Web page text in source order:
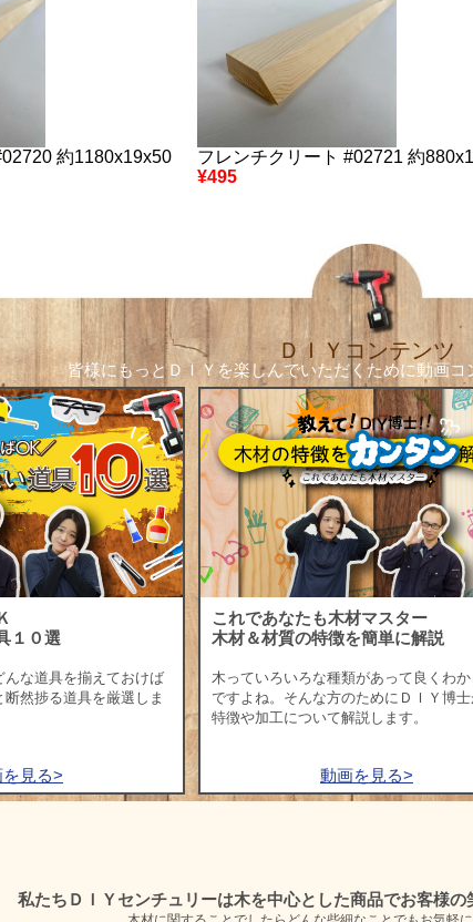
約1180x19x50
フレンチクリート #02721 約
¥495
ＤＩＹコンテンツ
皆様にもっとＤＩＹを楽しんでいただくために動画コ
１０選
んな道具を揃えておけば
然捗る道具を厳選しま
見る>
これであなたも木材マスター
木材＆材質の特徴を簡単に解説
木っていろいろな種類があって良くわ
ですよね。そんな方のためにＤＩＹ博
特徴や加工について解説します。
動画を見る>
私たちＤＩＹセンチュリーは木を中心とした商品でお客様の